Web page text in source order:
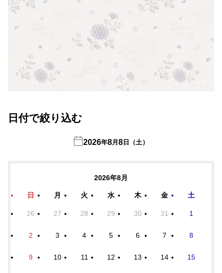
日付で絞り込む
2026年8月8日（土）
2026年8月
日 月 火 水 木 金 土
26 27 28 29 30 31 1
2 3 4 5 6 7 8
9 10 11 12 13 14 15